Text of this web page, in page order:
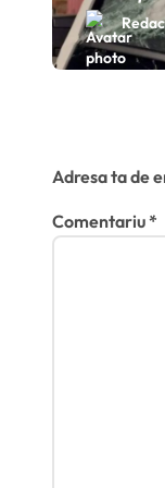
i
c
l
e
Adresa ta de
Comentariu*